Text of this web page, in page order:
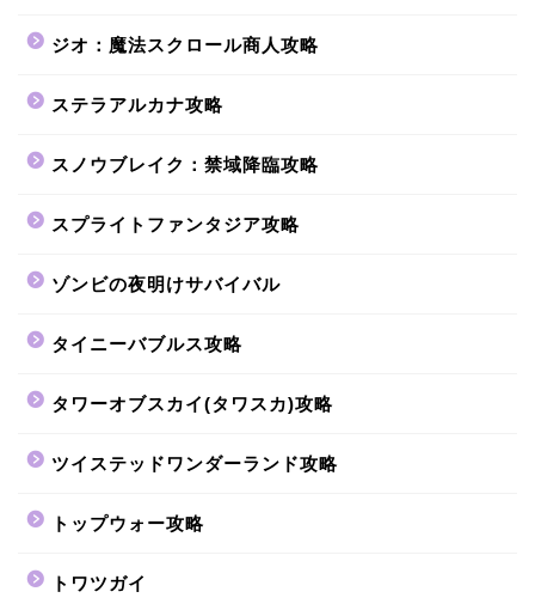
ジオ：魔法スクロール商人攻略
ステラアルカナ攻略
スノウブレイク：禁域降臨攻略
スプライトファンタジア攻略
ゾンビの夜明けサバイバル
タイニーバブルス攻略
タワーオブスカイ(タワスカ)攻略
ツイステッドワンダーランド攻略
トップウォー攻略
トワツガイ